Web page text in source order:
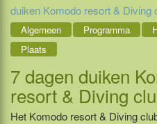
duiken Komodo resort & Diving
Algemeen Programma
Plaats
7 dagen duiken
resort & Diving
Het Komodo resort & Diving